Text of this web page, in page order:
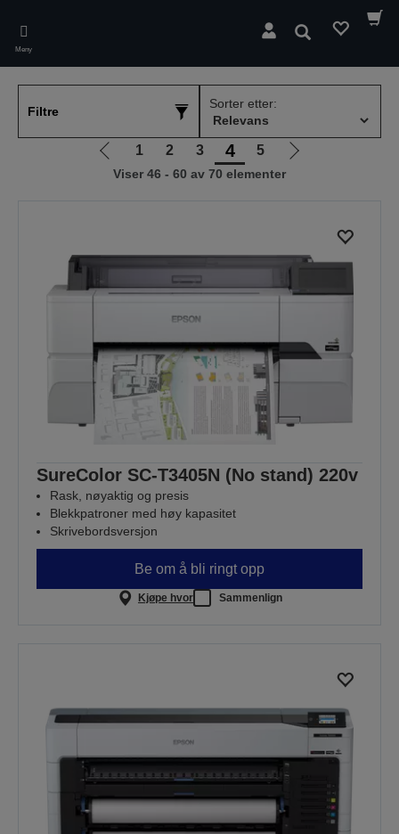
main
content
Meny
Søk
Filtre
Sorter etter:
Gå
til
1 2 3 4 5
Gå
Viser 46 - 60 av 70 elementer
SureColor SC-T3405N (No stand) 220v
Rask, nøyaktig og presis
Blekkpatroner med høy kapasitet
Skrivebordsversjon
Be om å bli ringt opp
Kjøpe hvor Sammenlign